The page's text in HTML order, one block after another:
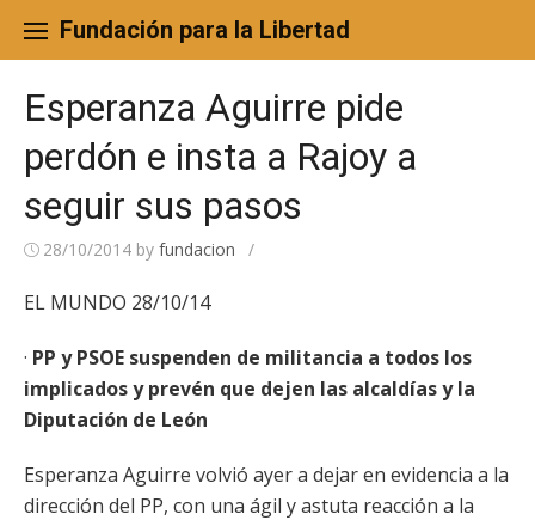
content
Fundación para la Libertad
Esperanza Aguirre pide
perdón e insta a Rajoy a
seguir sus pasos
28/10/2014 by fundacion /
EL MUNDO 28/10/14
· PP y PSOE suspenden de militancia a todos los
implicados y prevén que dejen las alcaldías y la
Diputación de León
Esperanza Aguirre volvió ayer a dejar en evidencia a la
dirección del PP, con una ágil y astuta reacción a la